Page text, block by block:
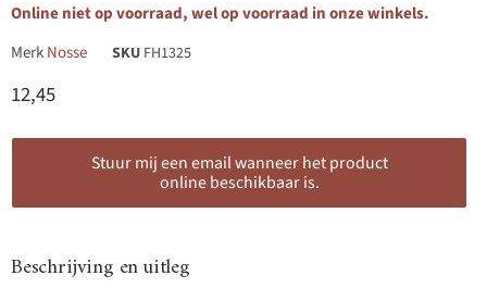
Online niet op voorraad, wel op voorraad in onze winkels.
MerkNosse SKU FH1325
Huidige prijs
12,45
Stuur mij een email wanneer het product
online beschikbaar is.
Beschrijving en uitleg